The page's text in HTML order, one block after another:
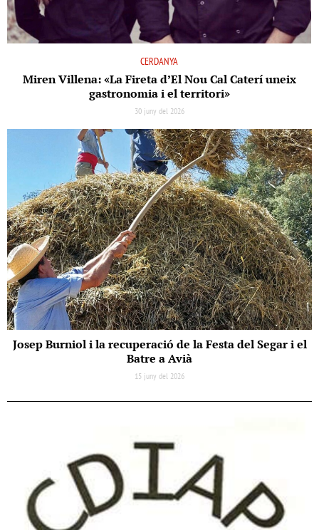
CERDANYA
Miren Villena: «La Fireta d’El Nou Cal Caterí uneix
gastronomia i el territori»
30 juny del 2026
Josep Burniol i la recuperació de la Festa del Segar i el
Batre a Avià
15 juny del 2026